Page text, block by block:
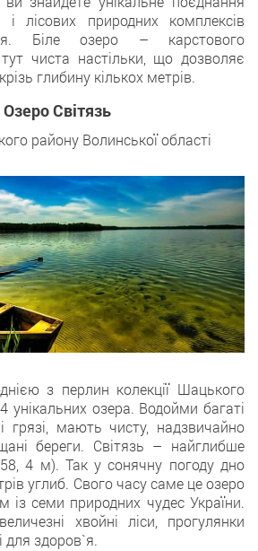
і лісових природних комплексів
Біле озеро – карстового
чиста настільки, що дозволяє
глибину кількох метрів.
Озеро Світязь
району Волинської області
з перлин колекції Шацького
унікальних озера. Водойми багаті
грязі, мають чисту, надзвичайно
береги. Світязь – найглибше
4 м). Так у сонячну погоду дно
углиб. Свого часу саме це озеро
із семи природних чудес України.
хвойні ліси, прогулянки
для здоров`я.